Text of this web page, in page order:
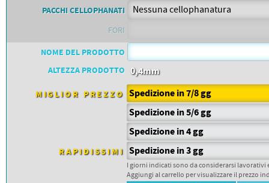
DORSALI TARGHE
NUMERI DA GARA MTB
PACCHI CELLOPHANATI
FORI
NOME DEL PRODOTTO
ALTEZZA PRODOTTO 0,4mm
MIGLIOR PREZZO Spedizione in 7/8 gg
Spedizione in 5/6 gg
Spedizione in 4 gg
RAPIDISSIMI Spedizione in 3 gg
I giorni indicati sono da considerarsi
Aggiungi al carrello per visualizzare il prezzo